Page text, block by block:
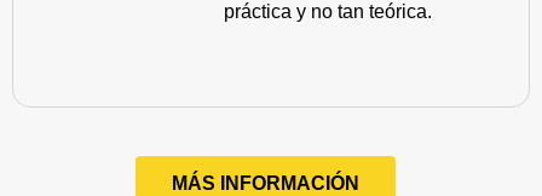
práctica y no tan teórica.
MÁS INFORMACIÓN